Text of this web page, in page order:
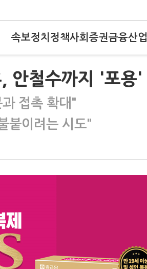
속보정치 정책사회 증권금융산업
안철수까지 '포용'
접촉 확대"
붙이려는 시도"